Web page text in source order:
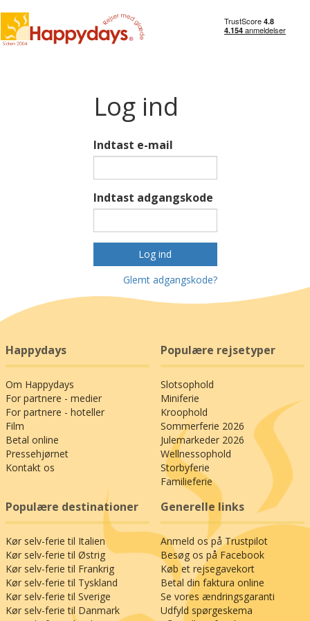
Log ind
Indtast e-mail
Indtast adgangskode
Log ind
Glemt adgangskode?
Happydays
Om Happydays
For partnere - medier
For partnere - hoteller
Film
Betal online
Pressehjørnet
Kontakt os
Populære rejsetyper
Slotsophold
Miniferie
Kroophold
Sommerferie 2026
Julemarkeder 2026
Wellnessophold
Storbyferie
Familieferie
Populære destinationer
Kør selv-ferie til Italien
Kør selv-ferie til Østrig
Kør selv-ferie til Frankrig
Kør selv-ferie til Tyskland
Kør selv-ferie til Sverige
Kør selv-ferie til Danmark
Generelle links
Anmeld os på Trustpilot
Besøg os på Facebook
Køb et rejsegavekort
Betal din faktura online
Se vores ændringsgaranti
Udfyld spørgeskema